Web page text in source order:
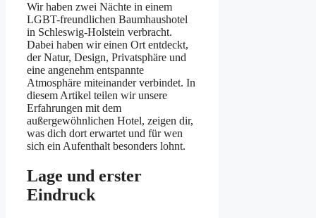
Wir haben zwei Nächte in einem
LGBT-freundlichen Baumhaushotel
in Schleswig-Holstein verbracht.
Dabei haben wir einen Ort entdeckt,
der Natur, Design, Privatsphäre und
eine angenehm entspannte
Atmosphäre miteinander verbindet. In
diesem Artikel teilen wir unsere
Erfahrungen mit dem
außergewöhnlichen Hotel, zeigen dir,
was dich dort erwartet und für wen
sich ein Aufenthalt besonders lohnt.
Lage und erster
Eindruck